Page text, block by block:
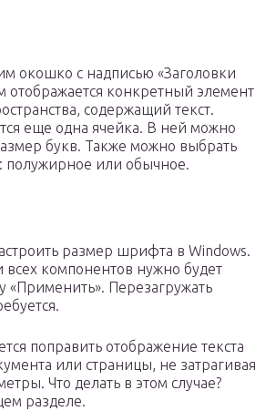
окошко с надписью «Заголовки
отображается конкретный элемент
содержащий текст.
еще одна ячейка. В ней можно
букв. Также можно выбрать
полужирное или обычное.
размер шрифта в Windows.
всех компонентов нужно будет
«Применить». Перезагружать
поправить отображение текста
или страницы, не затрагивая
Что делать в этом случае?
разделе.